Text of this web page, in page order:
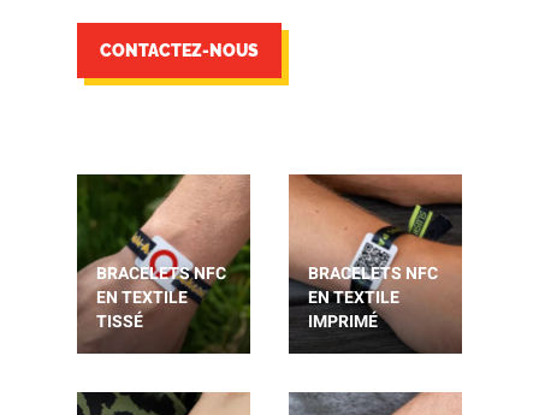
CONTACTEZ-NOUS
BRACELETS NFC
EN TEXTILE
TISSÉ
BRACELETS NFC
EN TEXTILE
IMPRIMÉ